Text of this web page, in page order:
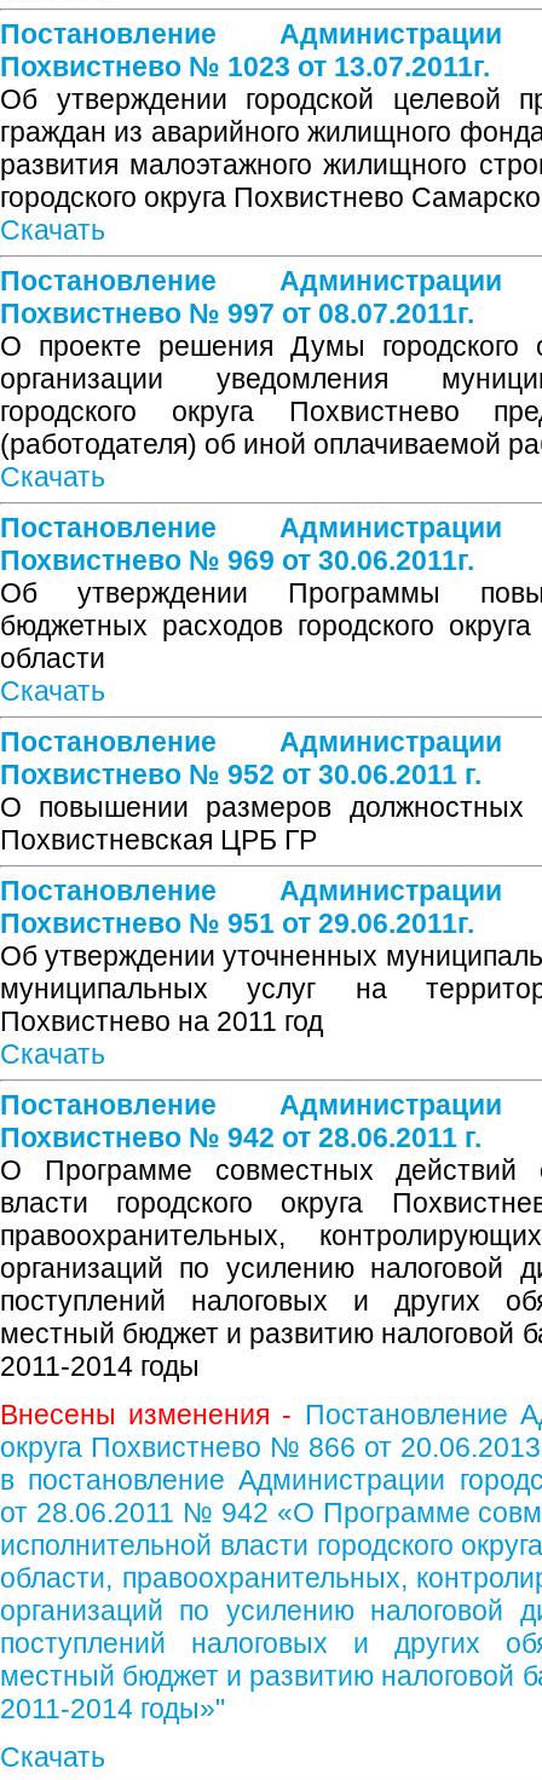
Постановление
Похвистнево № 1023 от 13.07.2011г.
Об утверждении городской целевой
граждан из аварийного жилищного
развития малоэтажного жилищного
городского округа Похвистнево
Скачать
Постановление
Похвистнево № 997 от 08.07.2011г.
О проекте решения Думы городского
организации уведомления
городского округа Похвистнево
(работодателя) об иной оплачиваемой
Скачать
Постановление
Похвистнево № 969 от 30.06.2011г.
Об утверждении Программы
бюджетных расходов городского
области
Скачать
Постановление
Похвистнево № 952 от 30.06.2011 г.
О повышении размеров должностных
Похвистневская ЦРБ ГР
Постановление
Похвистнево № 951 от 29.06.2011г.
Об утверждении уточненных
муниципальных услуг на
Похвистнево на 2011 год
Скачать
Постановление
Похвистнево № 942 от 28.06.2011 г.
О Программе совместных действий
власти городского округа
правоохранительных,
организаций по усилению налоговой
поступлений налоговых и других
местный бюджет и развитию налоговой
2011-2014 годы
Внесены изменения - Постановление
округа Похвистнево № 866 от
в постановление Администрации
от 28.06.2011 № 942 «О Программе
исполнительной власти городского
области, правоохранительных,
организаций по усилению налоговой
поступлений налоговых и других
местный бюджет и развитию налоговой
2011-2014 годы»"
Скачать